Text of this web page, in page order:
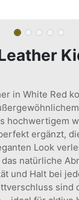
in White Red
hochwertigem
ergänzt,
Look
natürliche
und Halt bei
sind